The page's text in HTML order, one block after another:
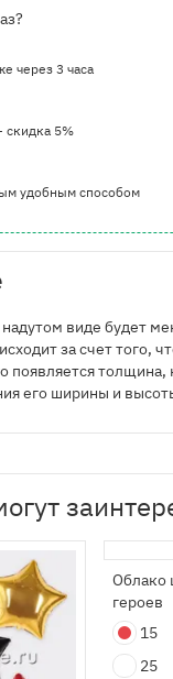
через 3 часа
скидка 5%
удобным способом
виде будет
за счет того,
появляется толщина,
его ширины и
Облако
героев
15
25